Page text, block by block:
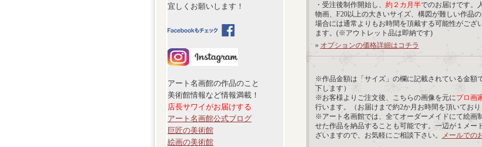
宜しくお願いします！
アート名画館の作品のこと
美術館情報など情報満載！
店長サワイがお届けする
アート名画館公式ブログ
巨匠の美術館
絵画の美術館
・受注後制作開始し、 約２カ月半でのお届けです。
物画、F20以上の大きいサイズ、構図が難しい作品の
場合には通常よりもお時間を頂戴する可能性がござ
ます。(※アウトレット品は即納です)
» オプションの価格詳細はコチラ
※作品金額は「サイズ」の欄に記載されている金額
下します）
※お客様よりご注文後、こちらの画像を元にプロ画
行います。（お届けまで約2か月お時間を頂いており
※アート名画館では、全てオーダーメイドにて絵画
せた作品を納品することも可能です。一辺が１メー
ざいますので、お気軽にご相談下さい。
メールでの